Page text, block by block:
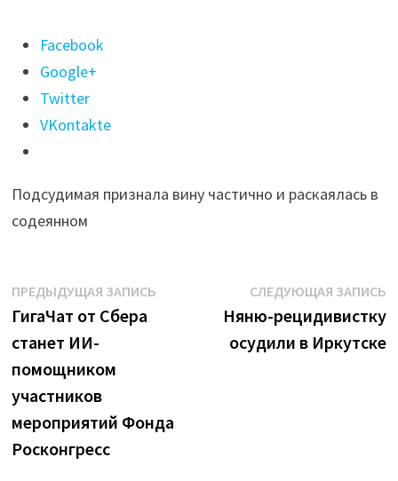
Поделиться
"В
Иркутске
няня
получила
за
кражу
работодателя
более
1,1
млн
рублей"
Facebook
Google+
Twitter
VKontakte
Подсудимая признала вину частично и раскаялась в
содеянном
Навигация
по
записям
ПРЕДЫДУЩАЯ ЗАПИСЬПредыдущая
ГигаЧат от Сбера
станет ИИ-
помощником
участников
мероприятий Фонда
Росконгресс
СЛЕДУЮЩАЯ ЗАПИСЬ
Няню-рецидивистку
осудили в Иркутске